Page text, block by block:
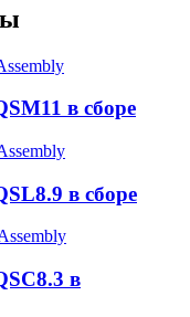
в сборе
в сборе
в